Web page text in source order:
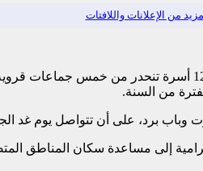
من الإعلانات واللافتات
شفشاون – شرعت مؤسسة محمد الخامس للتضامن، اليوم الخميس، في
من السنة.
وباب برد، على أن تتواصل يوم غد
إلى مساعدة سكان المناطق